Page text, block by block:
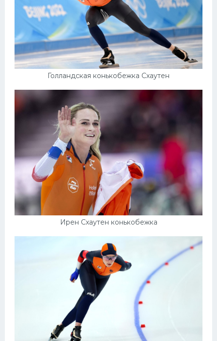
Голландская конькобежка Схаутен
Ирен Схаутен конькобежка